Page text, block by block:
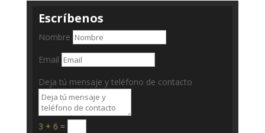
Escríbenos
Nombre
Email
Deja tú mensaje y teléfono de contacto
3 + 6 =